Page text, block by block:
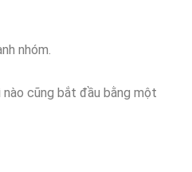
nhóm.
cũng bắt đầu bằng một